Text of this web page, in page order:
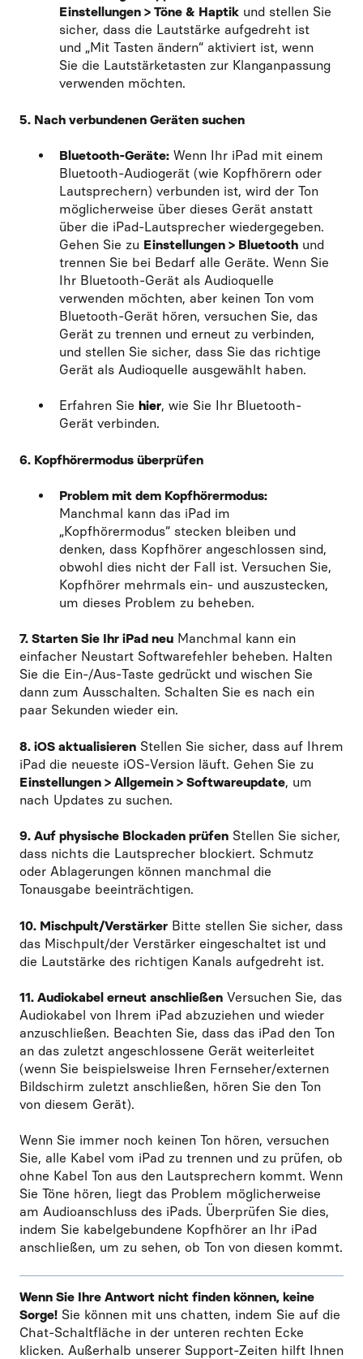
Einstellungen > Töne & Haptik und stellen Sie
sicher, dass die Lautstärke aufgedreht ist
und „Mit Tasten ändern“ aktiviert ist, wenn
Sie die Lautstärketasten zur Klanganpassung
verwenden möchten.
5. Nach verbundenen Geräten suchen
Bluetooth-Geräte: Wenn Ihr iPad mit einem
Bluetooth-Audiogerät (wie Kopfhörern oder
Lautsprechern) verbunden ist, wird der Ton
möglicherweise über dieses Gerät anstatt
über die iPad-Lautsprecher wiedergegeben.
Gehen Sie zu Einstellungen > Bluetooth und
trennen Sie bei Bedarf alle Geräte. Wenn Sie
Ihr Bluetooth-Gerät als Audioquelle
verwenden möchten, aber keinen Ton vom
Bluetooth-Gerät hören, versuchen Sie, das
Gerät zu trennen und erneut zu verbinden,
und stellen Sie sicher, dass Sie das richtige
Gerät als Audioquelle ausgewählt haben.
Erfahren Sie hier, wie Sie Ihr Bluetooth-
Gerät verbinden.
6. Kopfhörermodus überprüfen
Problem mit dem Kopfhörermodus:
Manchmal kann das iPad im
„Kopfhörermodus“ stecken bleiben und
denken, dass Kopfhörer angeschlossen sind,
obwohl dies nicht der Fall ist. Versuchen Sie,
Kopfhörer mehrmals ein- und auszustecken,
um dieses Problem zu beheben.
7. Starten Sie Ihr iPad neu Manchmal kann ein
einfacher Neustart Softwarefehler beheben. Halten
Sie die Ein-/Aus-Taste gedrückt und wischen Sie
dann zum Ausschalten. Schalten Sie es nach ein
paar Sekunden wieder ein.
8. iOS aktualisieren Stellen Sie sicher, dass auf Ihrem
iPad die neueste iOS-Version läuft. Gehen Sie zu
Einstellungen > Allgemein > Softwareupdate, um
nach Updates zu suchen.
9. Auf physische Blockaden prüfen Stellen Sie sicher,
dass nichts die Lautsprecher blockiert. Schmutz
oder Ablagerungen können manchmal die
Tonausgabe beeinträchtigen.
10. Mischpult/Verstärker Bitte stellen Sie sicher, dass
das Mischpult/der Verstärker eingeschaltet ist und
die Lautstärke des richtigen Kanals aufgedreht ist.
11. Audiokabel erneut anschließen Versuchen Sie, das
Audiokabel von Ihrem iPad abzuziehen und wieder
anzuschließen. Beachten Sie, dass das iPad den Ton
an das zuletzt angeschlossene Gerät weiterleitet
(wenn Sie beispielsweise Ihren Fernseher/externen
Bildschirm zuletzt anschließen, hören Sie den Ton
von diesem Gerät).
Wenn Sie immer noch keinen Ton hören, versuchen
Sie, alle Kabel vom iPad zu trennen und zu prüfen, ob
ohne Kabel Ton aus den Lautsprechern kommt. Wenn
Sie Töne hören, liegt das Problem möglicherweise
am Audioanschluss des iPads. Überprüfen Sie dies,
indem Sie kabelgebundene Kopfhörer an Ihr iPad
anschließen, um zu sehen, ob Ton von diesen kommt.
Wenn Sie Ihre Antwort nicht finden können, keine
Sorge! Sie können mit uns chatten, indem Sie auf die
Chat-Schaltfläche in der unteren rechten Ecke
klicken. Außerhalb unserer Support-Zeiten hilft Ihnen